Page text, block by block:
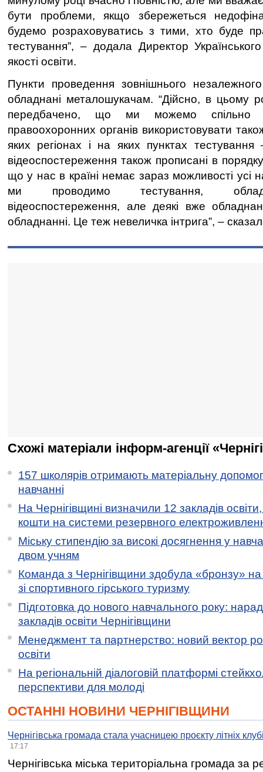
бути проблеми, якщо збережеться
будемо розраховуватись з тими, хто буде
тестування”, – додала Директор
якості освіти.
Пункти проведення зовнішнього
обладнані металошукачам. “Дійсно, в цьому
передбачено, що ми можемо спільно
правоохоронних органів використовувати
яких регіонах і на яких пунктах
відеоспостереження також прописані в
що у нас в країні немає зараз можливості усі
ми проводимо тестування,
відеоспостереження, але деякі вже
обладнанні. Це теж невеличка інтрига”, –
Схожі матеріали інформ-агенції
157 школярів отримають матеріальну
навчанні
На Чернігівщині визначили 12 закладів
кошти на системи резервного
Міську стипендію за високі досягнення у
двом учням
Команда з Чернігівщини здобула «бронзу» на
зі спортивного гірського туризму
Підготовка до нового навчального року:
закладів освіти Чернігівщини
Менеджмент та партнерство: новий вектор
освіти
На регіональній діалоговій платформі
перспективи для молоді
ОСТАННІ НОВИНИ ЧЕРНІГІВЩИНИ
Чернігівська громада стала учасницею проєкту літніх
17:17
Чернігівська міська територіальна громада за